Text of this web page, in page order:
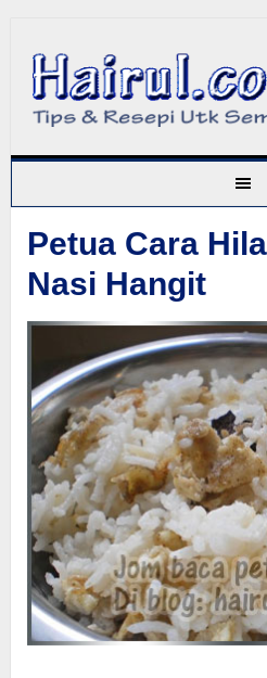
Petua Cara
Nasi Hangit